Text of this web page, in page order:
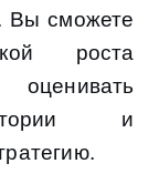
Вы сможете
роста
и